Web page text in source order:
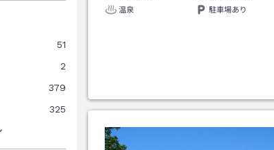
51
2
379
325
温泉
駐車場あり